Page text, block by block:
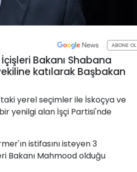
ABONE OL
Bakanı Shabana
katılarak Başbakan
yerel seçimler ile İskoçya ve
yenilgi alan İşçi Partisi'nde
istifasını isteyen 3
Bakanı Mahmood olduğu